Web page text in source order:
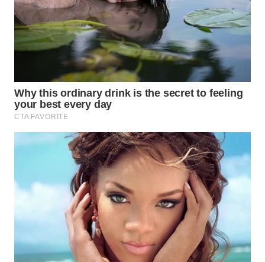
UTARA
WN
SAMOSIR
WN
PADANG
LAWAS
WN
CIANJUR
SERIBU